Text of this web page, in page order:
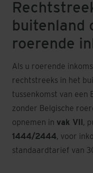
buitenland
roerende
Als u roerende
rechtstreeks in het
tussenkomst van een
zonder Belgische
opnemen in vak VII ,
1444/2444, voor
standaardtarief van